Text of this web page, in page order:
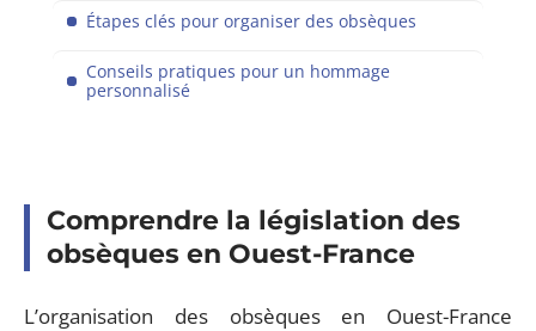
Étapes clés pour organiser des obsèques
Conseils pratiques pour un hommage
personnalisé
Comprendre la législation des
obsèques en Ouest-France
L’organisation des obsèques en Ouest-France